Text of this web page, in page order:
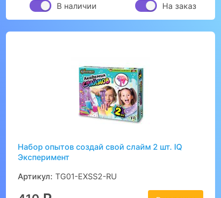
В наличии На заказ
Набор опытов создай свой слайм 2 шт. IQ
Эксперимент
Артикул: TG01-EXSS2-RU